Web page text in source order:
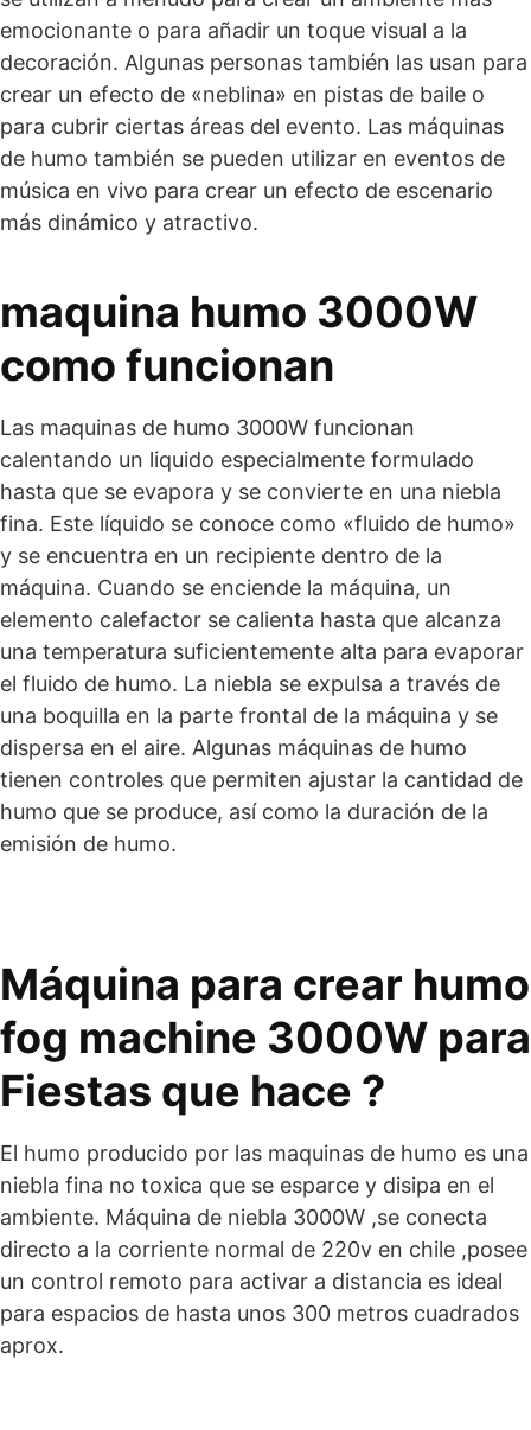
emocionante o para añadir un toque visual a la
decoración. Algunas personas también las usan para
crear un efecto de «neblina» en pistas de baile o
para cubrir ciertas áreas del evento. Las máquinas
de humo también se pueden utilizar en eventos de
música en vivo para crear un efecto de escenario
más dinámico y atractivo.
maquina humo 3000W
como funcionan
Las maquinas de humo 3000W funcionan
calentando un liquido especialmente formulado
hasta que se evapora y se convierte en una niebla
fina. Este líquido se conoce como «fluido de humo»
y se encuentra en un recipiente dentro de la
máquina. Cuando se enciende la máquina, un
elemento calefactor se calienta hasta que alcanza
una temperatura suficientemente alta para evaporar
el fluido de humo. La niebla se expulsa a través de
una boquilla en la parte frontal de la máquina y se
dispersa en el aire. Algunas máquinas de humo
tienen controles que permiten ajustar la cantidad de
humo que se produce, así como la duración de la
emisión de humo.
Máquina para crear humo
fog machine 3000W para
Fiestas que hace ?
El humo producido por las maquinas de humo es una
niebla fina no toxica que se esparce y disipa en el
ambiente. Máquina de niebla 3000W ,se conecta
directo a la corriente normal de 220v en chile ,posee
un control remoto para activar a distancia es ideal
para espacios de hasta unos 300 metros cuadrados
aprox.